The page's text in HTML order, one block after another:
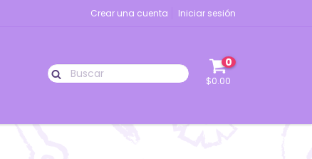
Crear una cuenta Iniciar sesión
0
$0.00